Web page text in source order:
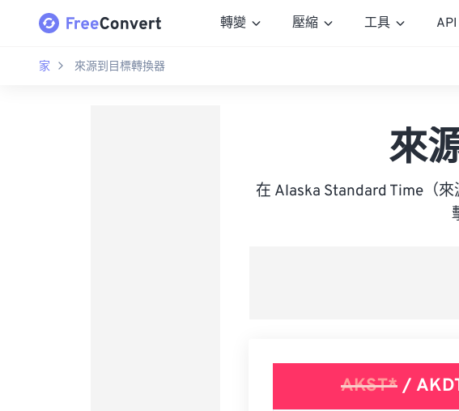
轉變 壓縮 工具 API
家 來源到目標轉換器
來
在 Alaska Standard Time（
AKST*/